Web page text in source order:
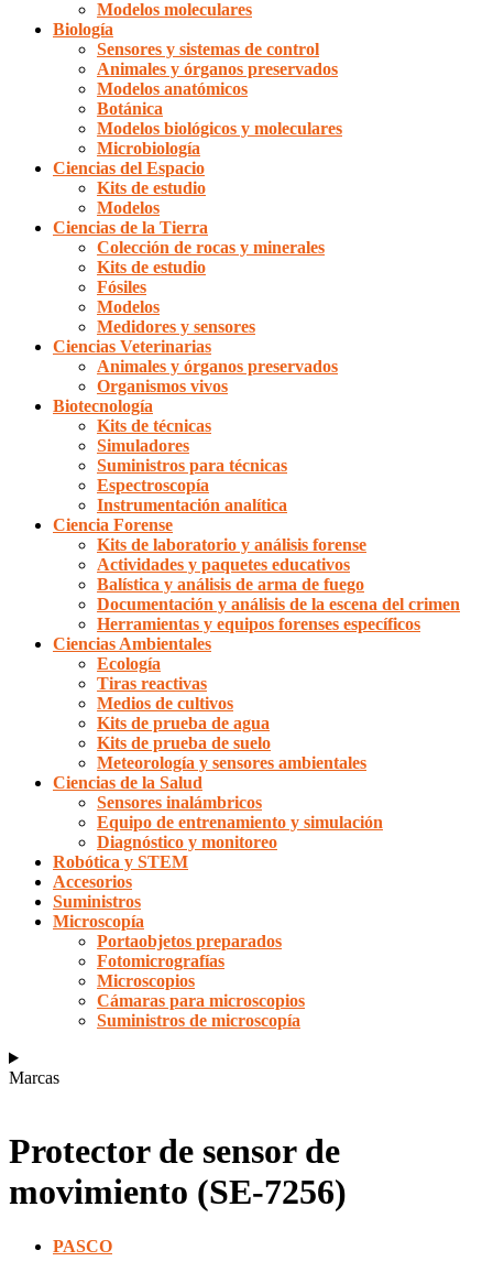
Modelos moleculares
Biología
Sensores y sistemas de control
Animales y órganos preservados
Modelos anatómicos
Botánica
Modelos biológicos y moleculares
Microbiología
Ciencias del Espacio
Kits de estudio
Modelos
Ciencias de la Tierra
Colección de rocas y minerales
Kits de estudio
Fósiles
Modelos
Medidores y sensores
Ciencias Veterinarias
Animales y órganos preservados
Organismos vivos
Biotecnología
Kits de técnicas
Simuladores
Suministros para técnicas
Espectroscopía
Instrumentación analítica
Ciencia Forense
Kits de laboratorio y análisis forense
Actividades y paquetes educativos
Balística y análisis de arma de fuego
Documentación y análisis de la escena del crimen
Herramientas y equipos forenses específicos
Ciencias Ambientales
Ecología
Tiras reactivas
Medios de cultivos
Kits de prueba de agua
Kits de prueba de suelo
Meteorología y sensores ambientales
Ciencias de la Salud
Sensores inalámbricos
Equipo de entrenamiento y simulación
Diagnóstico y monitoreo
Robótica y STEM
Accesorios
Suministros
Microscopía
Portaobjetos preparados
Fotomicrografías
Microscopios
Cámaras para microscopios
Suministros de microscopía
Marcas
Protector de sensor de
movimiento (SE-7256)
PASCO